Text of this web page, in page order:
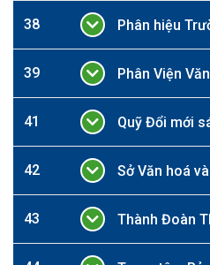
38 Phân hiệu
39 Phân Viện
41 Quỹ Đổi mới
42 Sở Văn hoá
43 Thành Đoàn